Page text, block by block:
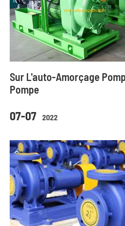
07-07 2022
Sur L'auto-Amorçage
Pompe